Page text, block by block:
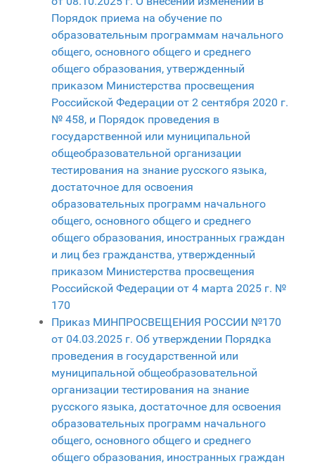
Порядок приема на обучение по
образовательным программам начального
общего, основного общего и среднего
общего образования, утвержденный
приказом Министерства просвещения
Российской Федерации от 2 сентября 2020 г.
№ 458, и Порядок проведения в
государственной или муниципальной
общеобразовательной организации
тестирования на знание русского языка,
достаточное для освоения
образовательных программ начального
общего, основного общего и среднего
общего образования, иностранных граждан
и лиц без гражданства, утвержденный
приказом Министерства просвещения
Российской Федерации от 4 марта 2025 г. №
170
Приказ МИНПРОСВЕЩЕНИЯ РОССИИ №170
от 04.03.2025 г. Об утверждении Порядка
проведения в государственной или
муниципальной общеобразовательной
организации тестирования на знание
русского языка, достаточное для освоения
образовательных программ начального
общего, основного общего и среднего
общего образования, иностранных граждан